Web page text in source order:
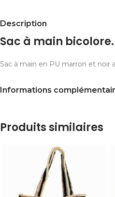
Description
Sac à main bicolore.
Sac à main en PU marron et noir
Informations
Produits similaires